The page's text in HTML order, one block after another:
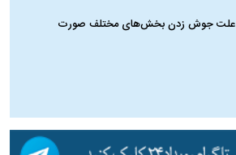
علت جوش زدن بخش‌های مختلف صورت